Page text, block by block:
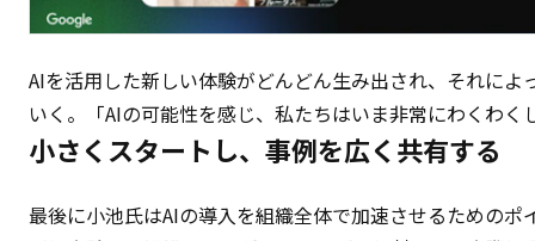
AIを活用した新しい体験がどんどん生み出され、それによ
いく。「AIの可能性を感じ、私たちはいま非常にわくわく
小さくスタートし、事例を広く共有する
最後に小池氏はAIの導入を組織全体で加速させるための